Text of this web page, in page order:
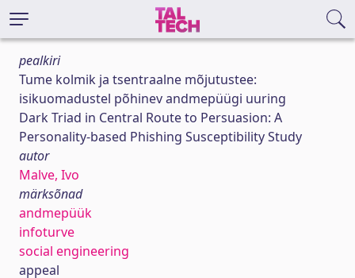
pealkiri
Tume kolmik ja tsentraalne mõjutustee:
isikuomadustel põhinev andmepüügi uuring
Dark Triad in Central Route to Persuasion: A
Personality-based Phishing Susceptibility Study
autor
Malve, Ivo
märksõnad
andmepüük
infoturve
social engineering
appeal